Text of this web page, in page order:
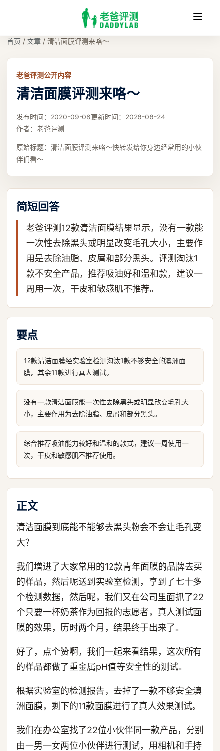
收
首页 / 文章 / 清洁面膜评测来咯～
老爸评测公开内容
清洁面膜评测来咯～
发布时间： 2020-09-08更新时间： 2026-06-24
作者： 老爸评测
原始标题： 清洁面膜评测来咯～快转发给你身边经常用的小伙
伴们看～
简短回答
老爸评测12款清洁面膜结果显示，没有一款能
一次性去除黑头或明显改变毛孔大小，主要作
用是去除油脂、皮屑和部分黑头。评测淘汰1
款不安全产品，推荐吸油好和温和款，建议一
周用一次，干皮和敏感肌不推荐。
要点
12款清洁面膜经实验室检测淘汰1款不够安全的澳洲面
膜，其余11款进行真人测试。
没有一款清洁面膜能一次性去除黑头或明显改变毛孔大
小，主要作用为去除油脂、皮屑和部分黑头。
综合推荐吸油能力较好和温和的款式，建议一周使用一
次，干皮和敏感肌不推荐使用。
正文
清洁面膜到底能不能够去黑头粉会不会让毛孔变
大？
我们增进了大家常用的12款青年面膜的品牌去买
的样品，然后呢送到实验室检测，拿到了七十多
个检测数据，然后呢，我们又在公司里面抓了22
个只要一杯奶茶作为回报的志愿者，真人测试面
膜的效果，历时两个月，结果终于出来了。
好了，点个赞啊，我们一起来看结果，这次所有
的样品都做了重金属pH值等安全性的测试。
根据实验室的检测报告，去掉了一款不够安全澳
洲面膜，剩下的11款面膜进行了真人效果测试。
我们在办公室找了22位小伙伴同一款产品，分别
由一男一女两位小伙伴进行测试，用相机和手持